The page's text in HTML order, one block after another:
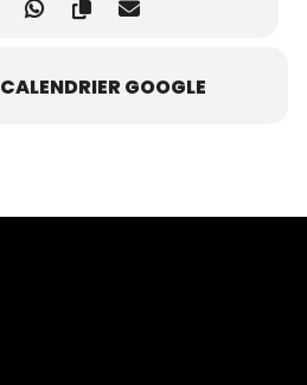
CALENDRIER GOOGLE